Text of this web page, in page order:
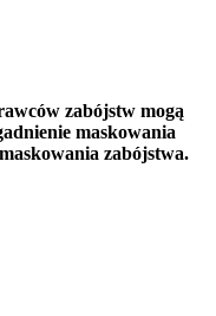
zabójstw mogą
maskowania
zabójstwa.